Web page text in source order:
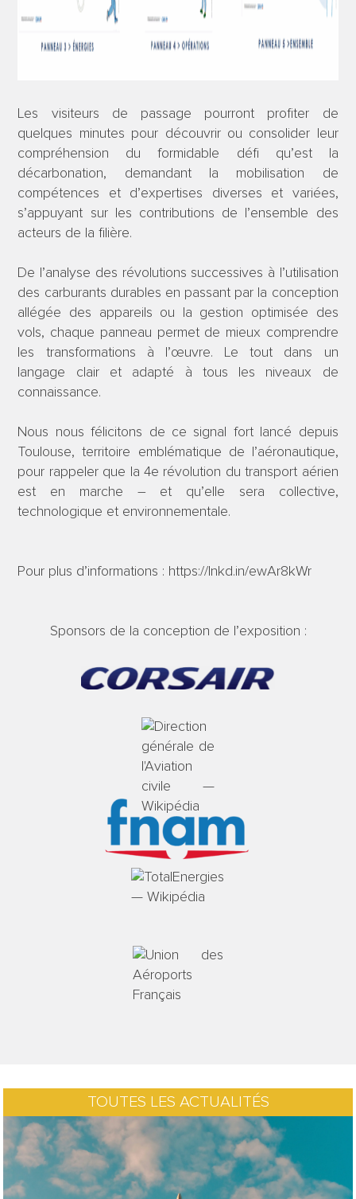
Les visiteurs de passage pourront profiter de
quelques minutes pour découvrir ou consolider leur
compréhension du formidable défi qu’est la
décarbonation, demandant la mobilisation de
compétences et d’expertises diverses et variées,
s’appuyant sur les contributions de l’ensemble des
acteurs de la filière.
De l’analyse des révolutions successives à l’utilisation
des carburants durables en passant par la conception
allégée des appareils ou la gestion optimisée des
vols, chaque panneau permet de mieux comprendre
les transformations à l’œuvre. Le tout dans un
langage clair et adapté à tous les niveaux de
connaissance.
Nous nous félicitons de ce signal fort lancé depuis
Toulouse, territoire emblématique de l’aéronautique,
pour rappeler que la 4e révolution du transport aérien
est en marche – et qu’elle sera collective,
technologique et environnementale.
Pour plus d’informations : https://lnkd.in/ewAr8kWr
Sponsors de la conception de l’exposition :
TOUTES LES ACTUALITÉS